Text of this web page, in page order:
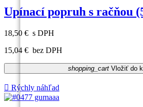
Upínací popruh s račňou
18,50 € s DPH
15,04 € bez DPH
shopping_cart Vložiť do
 Rýchly náhľad